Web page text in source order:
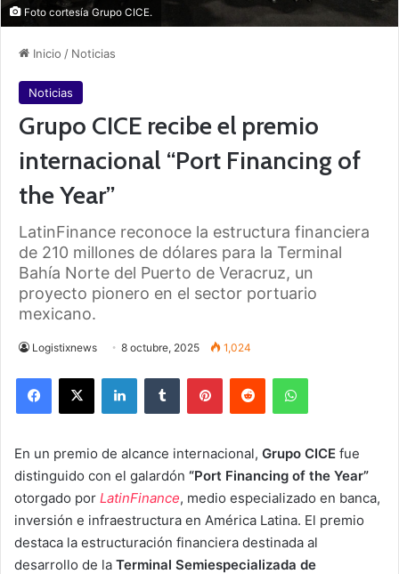
Foto cortesía Grupo CICE.
Inicio / Noticias
Noticias
Grupo CICE recibe el premio
internacional “Port Financing of
the Year”
LatinFinance reconoce la estructura financiera
de 210 millones de dólares para la Terminal
Bahía Norte del Puerto de Veracruz, un
proyecto pionero en el sector portuario
mexicano.
Logistixnews 8 octubre, 2025 1,024
En un premio de alcance internacional, Grupo CICE fue
distinguido con el galardón “Port Financing of the Year”
otorgado por LatinFinance, medio especializado en banca,
inversión e infraestructura en América Latina. El premio
destaca la estructuración financiera destinada al
desarrollo de la Terminal Semiespecializada de